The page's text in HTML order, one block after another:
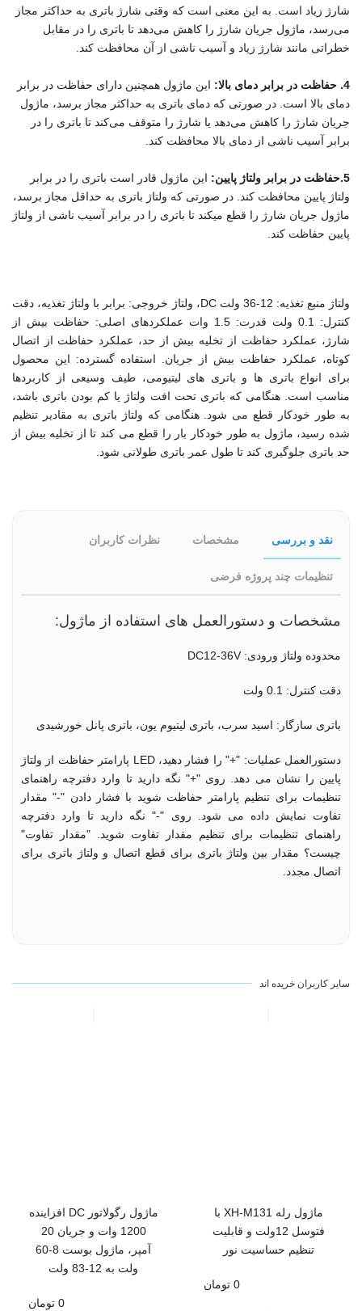
شارژ زیاد است. به این معنی است که وقتی شارژ باتری به حداکثر مجاز
می‌رسد، ماژول جریان شارژ را کاهش می‌دهد تا باتری را در مقابل
خطراتی مانند شارژ زیاد و آسیب ناشی از آن محافظت کند.
4. حفاظت در برابر دمای بالا:
این ماژول همچنین دارای حفاظت در برابر
دمای بالا است. در صورتی که دمای باتری به حداکثر مجاز برسد، ماژول
جریان شارژ را کاهش می‌دهد یا شارژ را متوقف می‌کند تا باتری را در
برابر آسیب ناشی از دمای بالا محافظت کند.
5.حفاظت در برابر ولتاژ پایین:
این ماژول قادر است باتری را در برابر
ولتاژ پایین محافظت کند. در صورتی که ولتاژ باتری به حداقل مجاز برسد،
ماژول جریان شارژ را قطع میکند تا باتری را در برابر آسیب ناشی از ولتاژ
پایین حفاظت کند.
ولتاژ منبع تغذیه: 12-36 ولت DC، ولتاژ خروجی: برابر با ولتاژ تغذیه، دقت
کنترل: 0.1 ولت قدرت: 1.5 وات عملکردهای اصلی: حفاظت بیش از
شارژ، عملکرد حفاظت از تخلیه بیش از حد، عملکرد حفاظت از اتصال
کوتاه، عملکرد حفاظت بیش از جریان. استفاده گسترده: این محصول
برای انواع باتری ها و باتری های لیتیومی، طیف وسیعی از کاربردها
مناسب است. هنگامی که باتری تحت افت ولتاژ یا کم بودن باتری باشد،
به طور خودکار قطع می شود. هنگامی که ولتاژ باتری به مقادیر تنظیم
شده رسید، ماژول به طور خودکار بار را قطع می کند تا از تخلیه بیش از
حد باتری جلوگیری کند تا طول عمر باتری طولانی شود.
نقد و بررسی مشخصات نظرات کاربران
تنظیمات چند پروژه فرضی
مشخصات و دستورالعمل های استفاده از ماژول:
محدوده ولتاژ ورودی: DC12-36V
دقت کنترل: 0.1 ولت
باتری سازگار: اسید سرب، باتری لیتیوم یون، باتری پانل خورشیدی
دستورالعمل عملیات: "+" را فشار دهید، LED پارامتر حفاظت از ولتاژ
پایین را نشان می دهد. روی "+" نگه دارید تا وارد دفترچه راهنمای
تنظیمات برای تنظیم پارامتر حفاظت شوید با فشار دادن "-" مقدار
تفاوت نمایش داده می شود. روی "-" نگه دارید تا وارد دفترچه
راهنمای تنظیمات برای تنظیم مقدار تفاوت شوید. "مقدار تفاوت"
چیست؟ مقدار بین ولتاژ باتری برای قطع اتصال و ولتاژ باتری برای
اتصال مجدد.
سایر کاربران خریده اند
ماژول رله XH-M131 با
فتوسل 12ولت و قابلیت
تنظيم حساسیت نور
0 تومان
ماژول رگولاتور DC افزاینده
1200 وات و جریان 20
آمپر، ماژول بوست 8-60
ولت به 12-83 ولت
0 تومان